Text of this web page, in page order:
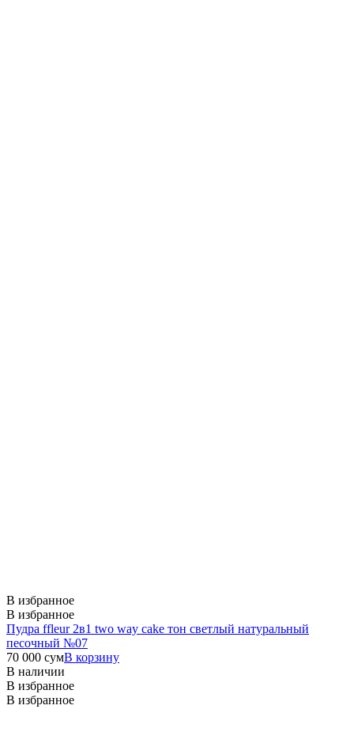
В избранное
В избранное
Пудра ffleur 2в1 two way cake тон светлый натуральный
песочный №07
70 000 сумВ корзину
В наличии
В избранное
В избранное